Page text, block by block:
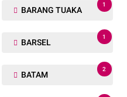
BARANG TUAKA
1
BARSEL
1
BATAM
2